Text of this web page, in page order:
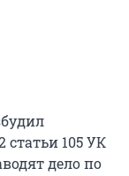
статьи 105 УК
дело по